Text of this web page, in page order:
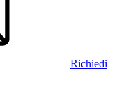
Richiedi